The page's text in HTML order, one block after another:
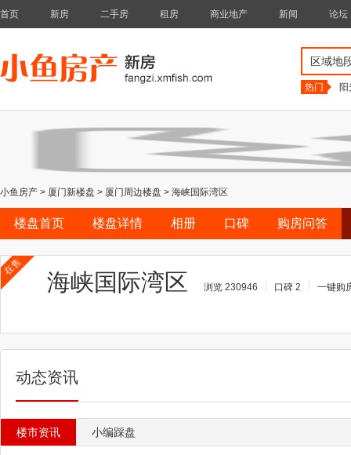
首页 新房 二手房 租房 商业地产 新闻 论坛
区域地
热门
小鱼房产 > 厦门新楼盘 > 厦门周边楼盘 > 海峡国际湾区
楼盘首页 楼盘详情 相册 口碑 购房问答
在售
海峡国际湾区 浏览 230946 口碑 2 一键购
动态资讯
楼市资讯 小编踩盘